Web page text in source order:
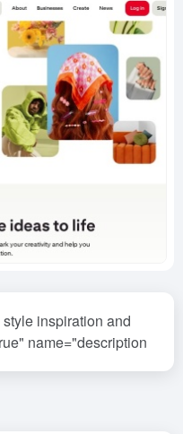
inspiration and
name="description